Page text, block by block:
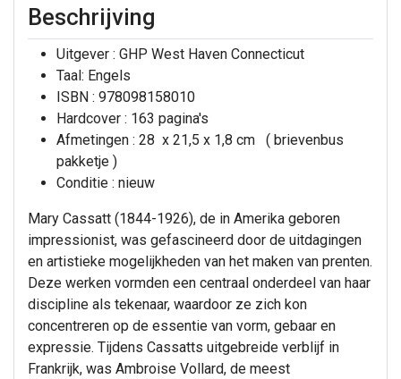
Beschrijving
Uitgever : GHP West Haven Connecticut
Taal: Engels
ISBN : 978098158010
Hardcover : 163 pagina's
Afmetingen : 28 x 21,5 x 1,8 cm ( brievenbus
pakketje )
Conditie : nieuw
Mary Cassatt (1844-1926), de in Amerika geboren
impressionist, was gefascineerd door de uitdagingen
en artistieke mogelijkheden van het maken van prenten.
Deze werken vormden een centraal onderdeel van haar
discipline als tekenaar, waardoor ze zich kon
concentreren op de essentie van vorm, gebaar en
expressie. Tijdens Cassatts uitgebreide verblijf in
Frankrijk, was Ambroise Vollard, de meest